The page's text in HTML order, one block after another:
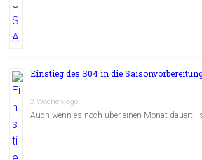
Einstieg des S04 in die
2 Wochen ago
Auch wenn es noch über einen Monat dauert,